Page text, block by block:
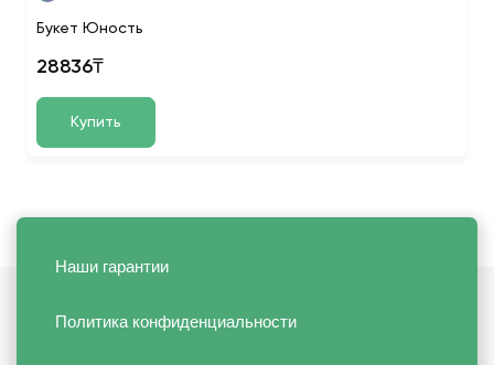
Букет Юность
28836₸
Купить
Наши гарантии
Политика конфиденциальности